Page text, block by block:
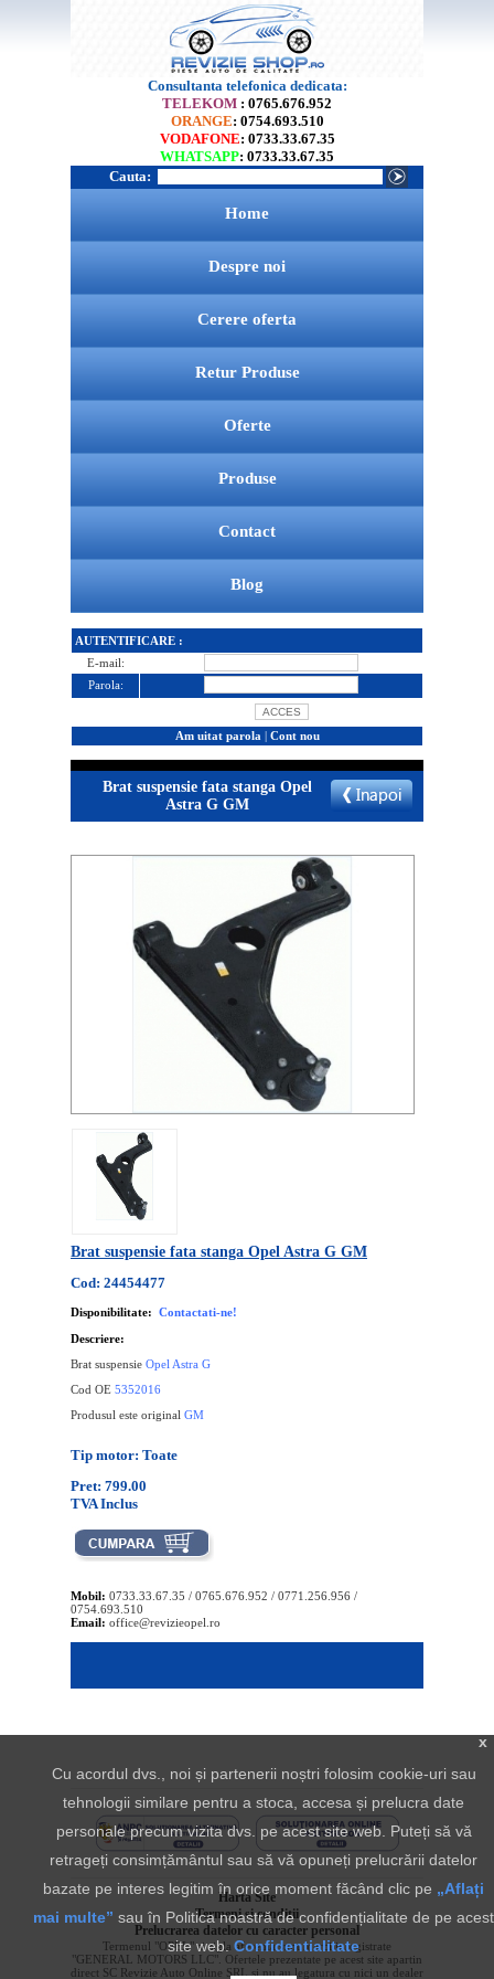
Consultanta telefonica dedicata:
TELEKOM : 0765.676.952
ORANGE: 0754.693.510
VODAFONE: 0733.33.67.35
WHATSAPP: 0733.33.67.35
Cauta:
Home
Despre noi
Cerere oferta
Retur Produse
Oferte
Produse
Contact
Blog
AUTENTIFICARE :
E-mail:
Parola:
Am uitat parola | Cont nou
Brat suspensie fata stanga Opel
Astra G GM
Brat suspensie fata stanga Opel Astra G GM
Cod: 24454477
Disponibilitate: Contactati-ne!
Descriere:
Brat suspensie Opel Astra G
Cod OE 5352016
Produsul este original GM
Tip motor: Toate
Pret: 799.00
TVA Inclus
Mobil: 0733.33.67.35 / 0765.676.952 / 0771.256.956 /
0754.693.510
Email: office@revizieopel.ro
Harta Site
Termeni si conditii
Prelucrarea datelor cu caracter personal
Termenul "OPEL" si sigla aferenta sunt marci inregistrate
"GENERAL MOTORS LLC". Ofertele prezentate pe acest site apartin
direct SC Revizie Auto Online SRL si nu au legatura cu nici un dealer
x
Cu acordul dvs., noi și partenerii noștri folosim cookie-uri sau
tehnologii similare pentru a stoca, accesa și prelucra date
personale precum vizita dvs. pe acest site web. Puteți să vă
retrageți consimțământul sau să vă opuneți prelucrării datelor
bazate pe interes legitim în orice moment făcând clic pe „Aflați
mai multe” sau în Politica noastră de confidențialitate de pe acest
site web.Confidentialitate